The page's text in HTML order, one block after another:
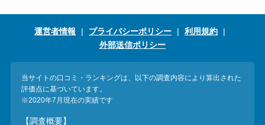
運営者情報 プライバシーポリシー
利用規約
外部送信ポリシー
当サイトの口コミ・ランキングは、以下の調査内容により算出された
評価点に基づいています。
※2020年7月現在の実績です
【調査概要】